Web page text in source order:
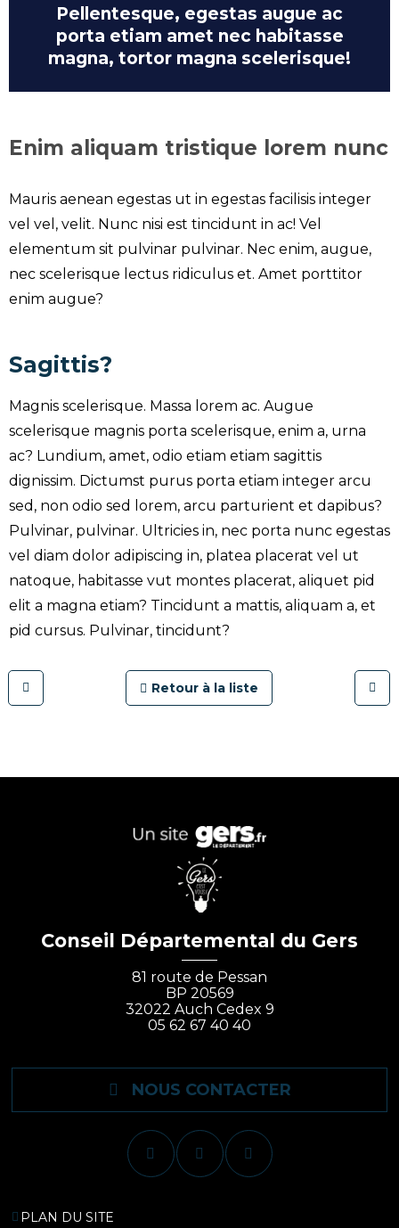
Pellentesque, egestas augue ac
porta etiam amet nec habitasse
magna, tortor magna scelerisque!
Enim aliquam tristique lorem nunc
Mauris aenean egestas ut in egestas facilisis integer
vel vel, velit. Nunc nisi est tincidunt in ac! Vel
elementum sit pulvinar pulvinar. Nec enim, augue,
nec scelerisque lectus ridiculus et. Amet porttitor
enim augue?
Sagittis?
Magnis scelerisque. Massa lorem ac. Augue
scelerisque magnis porta scelerisque, enim a, urna
ac? Lundium, amet, odio etiam etiam sagittis
dignissim. Dictumst purus porta etiam integer arcu
sed, non odio sed lorem, arcu parturient et dapibus?
Pulvinar, pulvinar. Ultricies in, nec porta nunc egestas
vel diam dolor adipiscing in, platea placerat vel ut
natoque, habitasse vut montes placerat, aliquet pid
elit a magna etiam? Tincidunt a mattis, aliquam a, et
pid cursus. Pulvinar, tincidunt?
Retour à la liste
Conseil Départemental du Gers
81 route de Pessan
BP 20569
32022 Auch Cedex 9
05 62 67 40 40
NOUS CONTACTER
PLAN DU SITE